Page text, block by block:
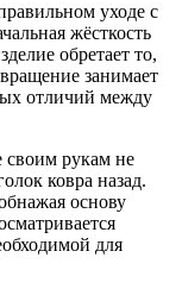
уходе с
жёсткость
обретает то,
занимает
отличий между
своим рукам не
ковра назад.
основу
для